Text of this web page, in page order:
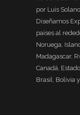
por Luis
Diseñamos
países al
Noruega,
Madagascar,
Canadá,
Brasil, Bolivia